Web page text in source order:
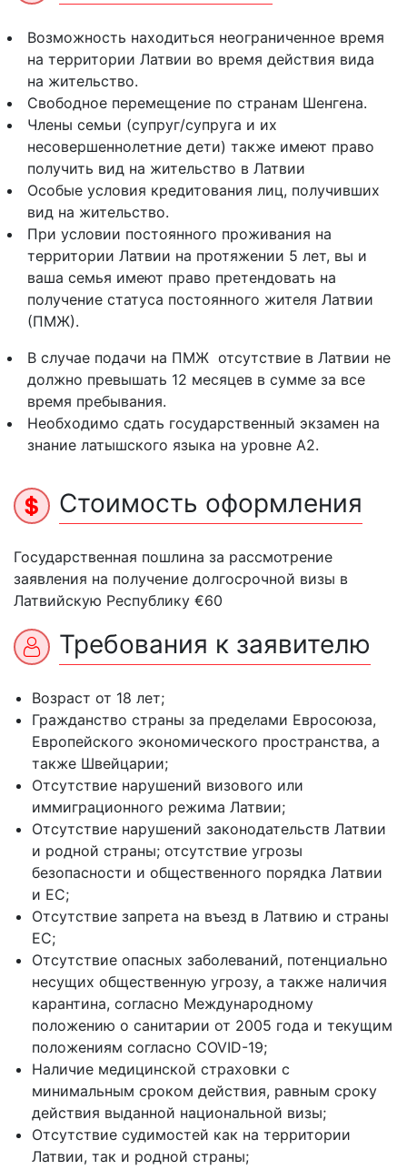
Возможность находиться неограниченное время
на территории Латвии во время действия вида
на жительство.
Свободное перемещение по странам Шенгена.
Члены семьи (супруг/супруга и их
несовершеннолетние дети) также имеют право
получить вид на жительство в Латвии
Особые условия кредитования лиц, получивших
вид на жительство.
При условии постоянного проживания на
территории Латвии на протяжении 5 лет, вы и
ваша семья имеют право претендовать на
получение статуса постоянного жителя Латвии
(ПМЖ).
В случае подачи на ПМЖ отсутствие в Латвии не
должно превышать 12 месяцев в сумме за все
время пребывания.
Необходимо сдать государственный экзамен на
знание латышского языка на уровне А2.
Стоимость оформления
Государственная пошлина за рассмотрение
заявления на получение долгосрочной визы в
Латвийскую Республику €60
Требования к заявителю
Возраст от 18 лет;
Гражданство страны за пределами Евросоюза,
Европейского экономического пространства, а
также Швейцарии;
Отсутствие нарушений визового или
иммиграционного режима Латвии;
Отсутствие нарушений законодательств Латвии
и родной страны; отсутствие угрозы
безопасности и общественного порядка Латвии
и ЕС;
Отсутствие запрета на въезд в Латвию и страны
ЕС;
Отсутствие опасных заболеваний, потенциально
несущих общественную угрозу, а также наличия
карантина, согласно Международному
положению о санитарии от 2005 года и текущим
положениям согласно COVID-19;
Наличие медицинской страховки с
минимальным сроком действия, равным сроку
действия выданной национальной визы;
Отсутствие судимостей как на территории
Латвии, так и родной страны;